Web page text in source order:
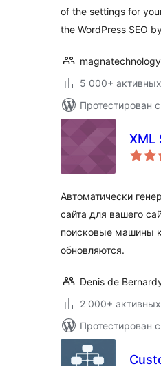
of the settings for
the WordPress SEO
magnatechnology
5 000+
Протестирован
XML
Автоматически
сайта для вашего
поисковые машины
обновляются.
Denis de
2 000+
Протестирован